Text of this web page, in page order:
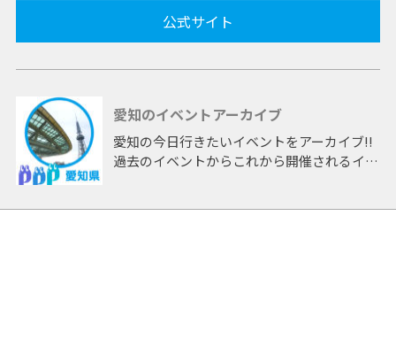
公式サイト
愛知のイベントアーカイブ
愛知の今日行きたいイベントをアーカイブ!!
過去のイベントからこれから開催されるイベ